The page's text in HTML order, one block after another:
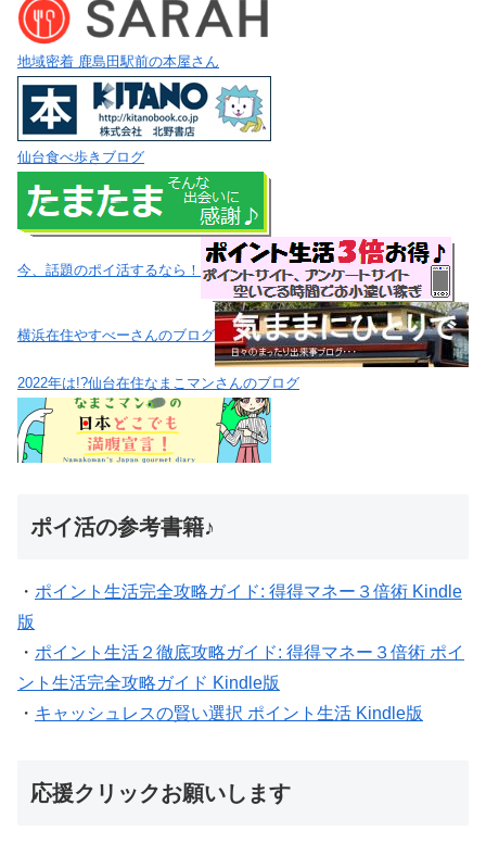
地域密着 鹿島田駅前の本屋さん
仙台食べ歩きブログ
今、話題のポイ活するなら！
横浜在住やすべーさんのブログ
2022年は!?仙台在住なまこマンさんのブログ
ポイ活の参考書籍♪
・ ポイント生活完全攻略ガイド: 得得マネー３倍術 Kindle
版
・ ポイント生活２徹底攻略ガイド: 得得マネー３倍術 ポイ
ント生活完全攻略ガイド Kindle版
・ キャッシュレスの賢い選択 ポイント生活 Kindle版
応援クリックお願いします